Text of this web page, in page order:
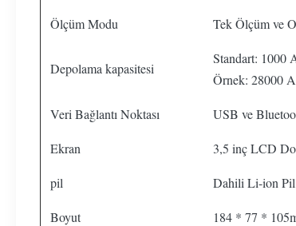
Ölçüm Modu Tek Ölçüm ve
Depolama kapasitesi
Standart: 1000
Örnek: 28000
Veri Bağlantı Noktası USB ve
Ekran 3,5 inç LCD
pil Dahili Li-ion
Boyut 184 * 77 *